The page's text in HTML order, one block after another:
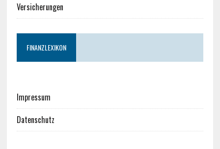
Versicherungen
FINANZLEXIKON
Impressum
Datenschutz